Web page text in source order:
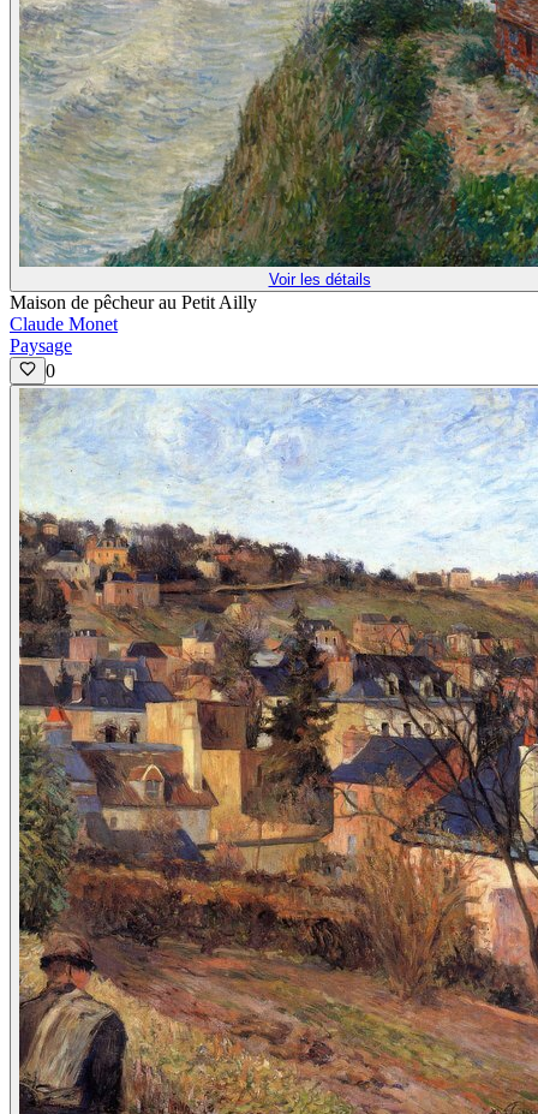
Voir les détails
Maison de pêcheur au Petit Ailly
Claude Monet
Paysage
0